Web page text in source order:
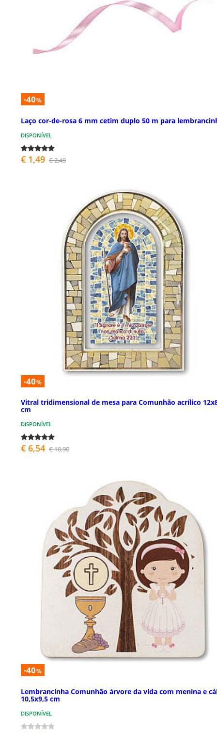
-40%
Laço cor-de-rosa 6 mm cetim duplo 50 m para
DISPONÍVEL
€ 1,49 € 2,49
-40%
Vitral tridimensional de mesa para Comunhão acrílico
cm
DISPONÍVEL
€ 6,54 € 10,90
-40%
Lembrancinha Comunhão árvore da vida com menina e
10,5x9,5 cm
DISPONÍVEL